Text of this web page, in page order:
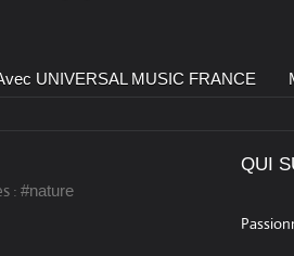
UNIVERSAL MUSIC FRANCE
: #nature
QUI